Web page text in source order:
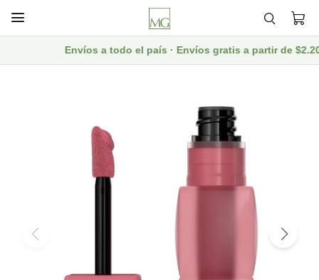

Envíos a todo el país · Envíos gratis a partir de